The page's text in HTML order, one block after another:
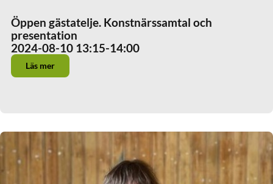
Öppen gästatelje. Konstnärssamtal och
presentation
2024-08-10 13:15-14:00
Läs mer